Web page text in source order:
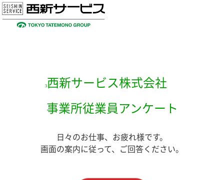
3西新サービス株式会社
事業所従業員アンケート
日々のお仕事、お疲れ様です。
画面の案内に従って、ご回答ください。